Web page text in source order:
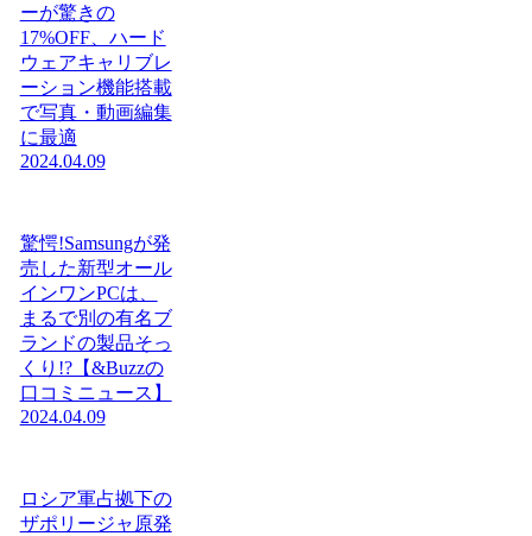
ーが驚きの
17%OFF、ハード
ウェアキャリブレ
ーション機能搭載
で写真・動画編集
に最適
2024.04.09
驚愕!Samsungが発
売した新型オール
インワンPCは、
まるで別の有名ブ
ランドの製品そっ
くり!?【&Buzzの
口コミニュース】
2024.04.09
ロシア軍占拠下の
ザポリージャ原発